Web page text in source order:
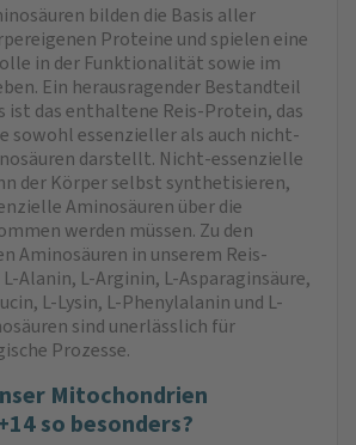
bilden die Basis aller
Proteine und spielen eine
in der Funktionalität sowie im
Ein herausragender Bestandteil
ist das enthaltene Reis-Protein, das
sowohl essenzieller als auch nicht-
darstellt. Nicht-essenzielle
der Körper selbst synthetisieren,
Aminosäuren über die
werden müssen. Zu den
Aminosäuren in unserem Reis-
Alanin, L-Arginin, L-Asparaginsäure,
L-Lysin, L-Phenylalanin und L-
sind unerlässlich für
Prozesse.
Mitochondrien
so besonders?